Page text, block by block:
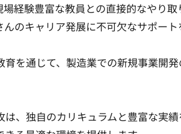
経験豊富な教員との直接的なやり取
のキャリア発展に不可欠なサポート
を通じて、製造業での新規事業開
、独自のカリキュラムと豊富な実